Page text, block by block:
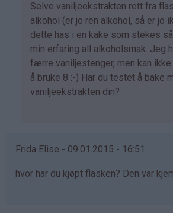
Som
svar
på
av
Audun
(ikke
bekreftet)
Selve vaniljeekstrakten rett fra
alkohol (er jo ren alkohol, så er jo
dette has i en kake som stekes
min erfaring all alkoholsmak. Jeg
færre vaniljestenger, men kan
å bruke 8 :-) Har du testet å bake
vaniljeekstrakten din?
Frida Elise - 09.01.2015 - 16:51
hvor har du kjøpt flasken? Den var